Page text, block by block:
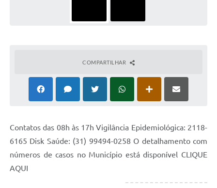
COMPARTILHAR
Contatos das 08h às 17h Vigilância Epidemiológica: 2118-
6165 Disk Saúde: (31) 99494-0258 O detalhamento com
números de casos no Município está disponível CLIQUE
AQUI